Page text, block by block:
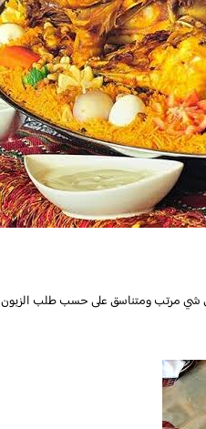
شي مرتب ومتناسق على حسب طلب الزبون